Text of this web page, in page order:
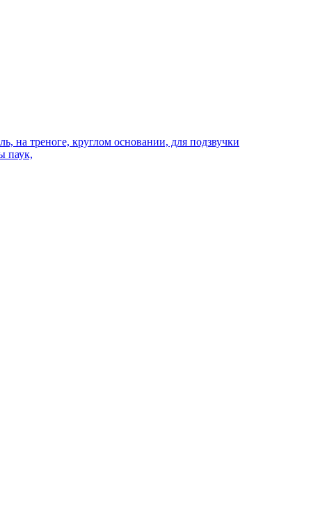
на треноге, круглом основании, для подзвучки
паук,